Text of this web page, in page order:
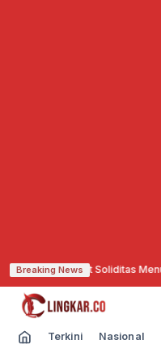
Breaking News
Perkuat Soliditas Menuju
Terkini Nasional